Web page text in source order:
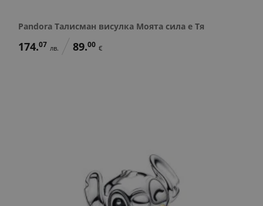
Pandora Талисман висулка Моята сила е Тя
174.07 лв. 89.00 €